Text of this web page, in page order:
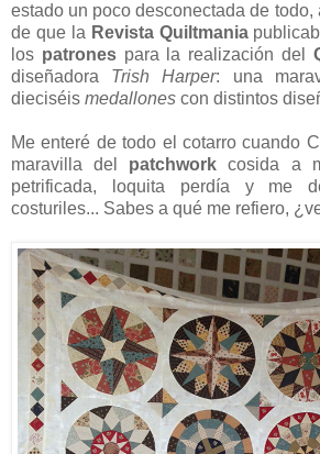
estado un poco desconectada de todo,
de que la Revista Quiltmania
los patronespara la realización del
diseñadora Trish Harper: una
dieciséis medallones con distintos
Me enteré de todo el cotarro cuando
maravilla del patchwork cosida a
petrificada, loquita perdía y me
costuriles... Sabes a qué me refiero,